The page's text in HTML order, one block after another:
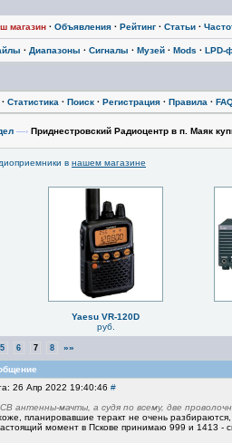
магазин · Объявления · Рейтинг · Статьи ·
· Диапазоны · Сигналы · Музей · Mods · LPD-
· Статистика · Поиск · Регистрация · Правила ·
—› Приднестровский Радиоцентр в п. Маяк
в нашем магазине
Yaesu VR-120D
руб.
5 6 7 8 »»
26 Апр 2022 19:40:46 #
антенны-мачты, а судя по всему, две
планировавшие теракт не очень
момент в Пскове принимаю 999 и 1413 -